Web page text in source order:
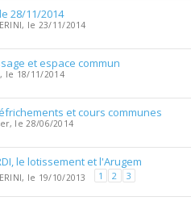
28/11/2014
, le 23/11/2014
et espace commun
, le 18/11/2014
et cours communes
, le 28/06/2014
le lotissement et l'Arugem
, le 19/10/2013 1 2 3